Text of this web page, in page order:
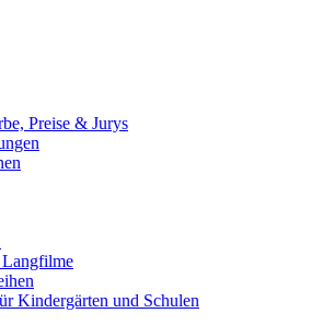
Preise & Jurys
Langfilme
Kindergärten und Schulen